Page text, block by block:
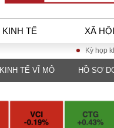
KINH TẾ XÃ HỘI
KINH TẾ
Tài chính - Ngân
hàng
Kỳ họp không
KINH TẾ VĨ MÔ HỒ SƠ